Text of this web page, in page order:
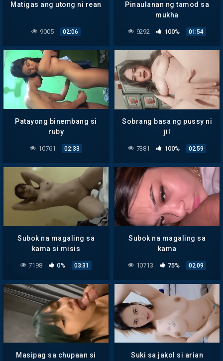
Matigas ang utong ni rean
9005 02:06
Pinaulanan ng tamod sa
mukha
9292 100% 01:54
Patayong binembang si
ruby
10761 02:33
Sobrang basa ng pussy ni
jil
7381 100% 02:59
Subok na magaling sa
kama si misis
7198 0% 03:31
Subok na magaling sa
kama
10713 75% 02:09
Masipag sa chupaan si
Suki sa jakol si arian